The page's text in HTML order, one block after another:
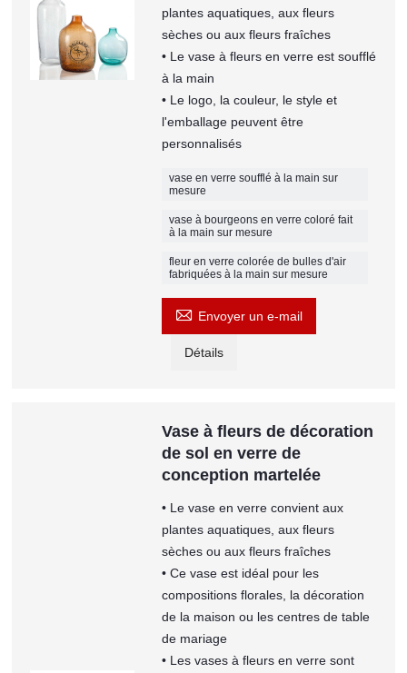
plantes aquatiques, aux fleurs
sèches ou aux fleurs fraîches
• Le vase à fleurs en verre est soufflé
à la main
• Le logo, la couleur, le style et
l'emballage peuvent être
personnalisés
vase en verre soufflé à la main sur
mesure
vase à bourgeons en verre coloré fait
à la main sur mesure
fleur en verre colorée de bulles d'air
fabriquées à la main sur mesure
 Envoyer un e-mail
Détails
Vase à fleurs de décoration
de sol en verre de
conception martelée
• Le vase en verre convient aux
plantes aquatiques, aux fleurs
sèches ou aux fleurs fraîches
• Ce vase est idéal pour les
compositions florales, la décoration
de la maison ou les centres de table
de mariage
• Les vases à fleurs en verre sont